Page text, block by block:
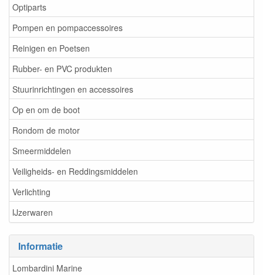
Optiparts
Pompen en pompaccessoires
Reinigen en Poetsen
Rubber- en PVC produkten
Stuurinrichtingen en accessoires
Op en om de boot
Rondom de motor
Smeermiddelen
Veiligheids- en Reddingsmiddelen
Verlichting
IJzerwaren
Informatie
Lombardini Marine